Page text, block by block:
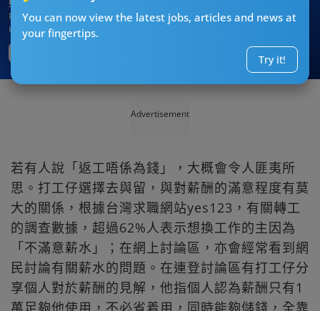
You can now view the latest jobs, articles and news at
your fingertips.
Try it!
Published: 2025-08-22 10:07
Updated:2025-08-22 10:07
Advertisement
若有人說「返工唔係為錢」，大概會令人匪夷所
思。打工仔選擇去與留，與對薪酬的滿意程度有莫
大的關係，根據台灣求職網站yes123，有關轉工
的調查數據，超過62%人表示想換工作的主因為
「不滿意薪水」；在網上討論區，亦會經常看到網
民討論有關薪水的問題。在連登討論區有打工仔分
享個人對於薪酬的見解，他指個人認為薪酬只有1
萬足夠他使用，不必省着用，同時能夠儲錢，全靠